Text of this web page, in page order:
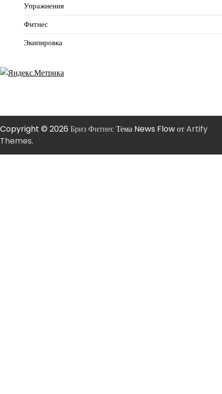
Упражнения
Фитнес
Экипировка
Copyright © 2026 Бриз ФитнесТема News Flow отArtify
Themes.